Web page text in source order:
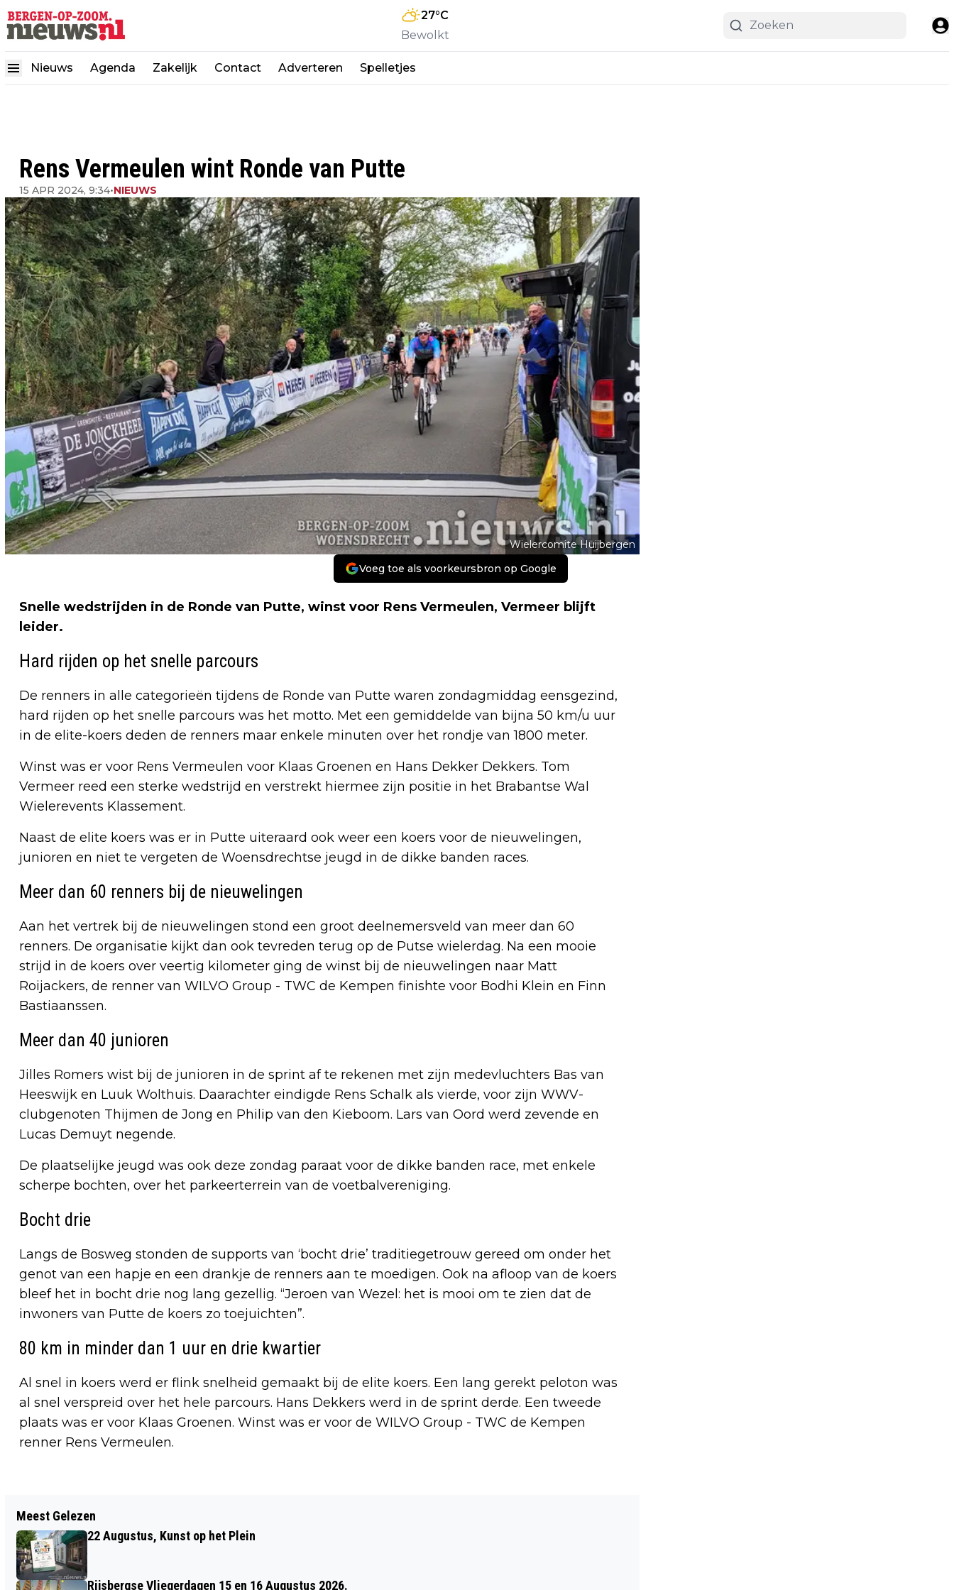
27°C
Bewolkt
Nieuws Agenda Zakelijk Contact Adverteren Spelletjes
Rens Vermeulen wint Ronde van Putte
15 APR 2024, 9:34•NIEUWS
Wielercomite Huijbergen
Voeg toe als voorkeursbron op Google
Snelle wedstrijden in de Ronde van Putte, winst voor Rens Vermeulen, Vermeer blijft
leider.
Hard rijden op het snelle parcours
De renners in alle categorieën tijdens de Ronde van Putte waren zondagmiddag eensgezind,
hard rijden op het snelle parcours was het motto. Met een gemiddelde van bijna 50 km/u uur
in de elite-koers deden de renners maar enkele minuten over het rondje van 1800 meter.
Winst was er voor Rens Vermeulen voor Klaas Groenen en Hans Dekker Dekkers. Tom
Vermeer reed een sterke wedstrijd en verstrekt hiermee zijn positie in het Brabantse Wal
Wielerevents Klassement.
Naast de elite koers was er in Putte uiteraard ook weer een koers voor de nieuwelingen,
junioren en niet te vergeten de Woensdrechtse jeugd in de dikke banden races.
Meer dan 60 renners bij de nieuwelingen
Aan het vertrek bij de nieuwelingen stond een groot deelnemersveld van meer dan 60
renners. De organisatie kijkt dan ook tevreden terug op de Putse wielerdag. Na een mooie
strijd in de koers over veertig kilometer ging de winst bij de nieuwelingen naar Matt
Roijackers, de renner van WILVO Group - TWC de Kempen finishte voor Bodhi Klein en Finn
Bastiaanssen.
Meer dan 40 junioren
Jilles Romers wist bij de junioren in de sprint af te rekenen met zijn medevluchters Bas van
Heeswijk en Luuk Wolthuis. Daarachter eindigde Rens Schalk als vierde, voor zijn WWV-
clubgenoten Thijmen de Jong en Philip van den Kieboom. Lars van Oord werd zevende en
Lucas Demuyt negende.
De plaatselijke jeugd was ook deze zondag paraat voor de dikke banden race, met enkele
scherpe bochten, over het parkeerterrein van de voetbalvereniging.
Bocht drie
Langs de Bosweg stonden de supports van ‘bocht drie’ traditiegetrouw gereed om onder het
genot van een hapje en een drankje de renners aan te moedigen. Ook na afloop van de koers
bleef het in bocht drie nog lang gezellig. “Jeroen van Wezel: het is mooi om te zien dat de
inwoners van Putte de koers zo toejuichten”.
80 km in minder dan 1 uur en drie kwartier
Al snel in koers werd er flink snelheid gemaakt bij de elite koers. Een lang gerekt peloton was
al snel verspreid over het hele parcours. Hans Dekkers werd in de sprint derde. Een tweede
plaats was er voor Klaas Groenen. Winst was er voor de WILVO Group - TWC de Kempen
renner Rens Vermeulen.
DUBBELTENTOONSTELLING FRANK
MATTHIJSSEN EN KARIN VAN DER LOOIJ
Meest Gelezen
22 Augustus, Kunst op het Plein
Rijsbergse Vliegerdagen 15 en 16 Augustus 2026.